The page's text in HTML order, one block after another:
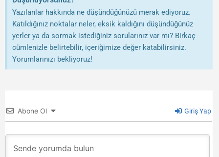
Yazılanlar hakkında ne düşündüğünüzü merak ediyoruz.
Katıldığınız noktalar neler, eksik kaldığını düşündüğünüz
yerler ya da sormak istediğiniz sorularınız var mı? Birkaç
cümlenizle belirtebilir, içeriğimize değer katabilirsiniz.
Yorumlarınızı bekliyoruz!
Abone Ol Giriş Yap